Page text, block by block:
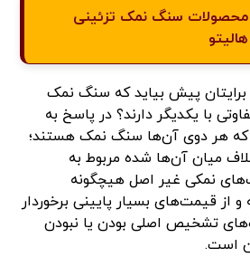
محصولات سنگ نمک تزئینی
هالیتو
پیش بیاید که سنگ نمک
با یکدیگر دارند؟ در پاسخ به
که هر دوی آن‌ها سنگ نمک هستند؛
میان آن‌ها شده مربوط به
نمکی غیر اصل هیچگونه
از قیمت‌های بسیار پایینی برخوردار
تشخیص اصلی بودن یا نبودن
است.